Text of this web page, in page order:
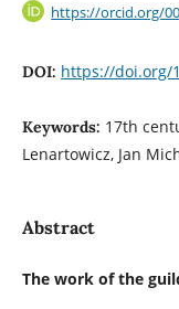
https://orcid.org/
DOI: https://doi.org/
Keywords: 17th
Lenartowicz, Jan
Abstract
The work of the